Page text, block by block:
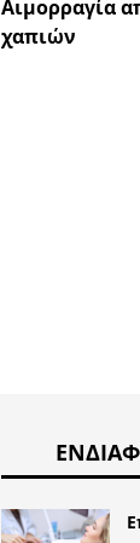
Αιμορραγία
χαπιών